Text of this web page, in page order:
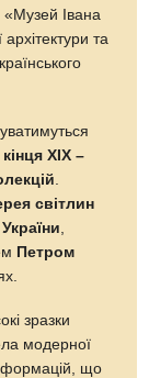
«Музей Івана
та
ХІХ –
світлин
Петром
зразки
модерної
що